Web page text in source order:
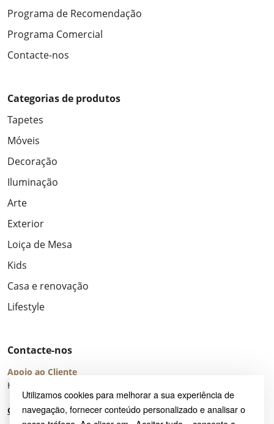
Utilizamos cookies para melhorar a sua experiência de
navegação, fornecer conteúdo personalizado e analisar o
Programa de Recomendação
Programa Comercial
Contacte-nos
Categorias de produtos
Tapetes
Móveis
Decoração
Iluminação
Arte
Exterior
Loiça de Mesa
Kids
Casa e renovação
Lifestyle
Contacte-nos
Apoio ao Cliente
Horário de Atendimento: seg – sex 8:00 – 16:00 (UTC+2)
Centro de Ajuda